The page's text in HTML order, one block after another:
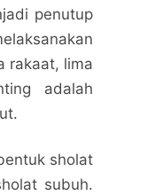
penutup
rakaat, lima
adalah
sholat
subuh.